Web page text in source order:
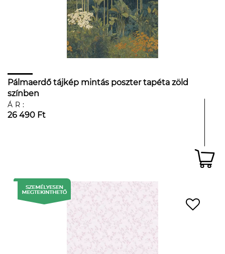
Pálmaerdő tájkép mintás poszter tapéta zöld
színben
ÁR:
26 490 Ft